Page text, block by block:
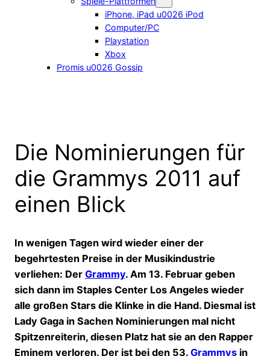
iPhone, iPad u0026 iPod
Computer/PC
Playstation
Xbox
Promis u0026 Gossip
Die Nominierungen für
die Grammys 2011 auf
einen Blick
In wenigen Tagen wird wieder einer der
begehrtesten Preise in der Musikindustrie
verliehen: Der Grammy. Am 13. Februar geben
sich dann im Staples Center Los Angeles wieder
alle großen Stars die Klinke in die Hand. Diesmal ist
Lady Gaga in Sachen Nominierungen mal nicht
Spitzenreiterin, diesen Platz hat sie an den Rapper
Eminem verloren. Der ist bei den 53. Grammys in